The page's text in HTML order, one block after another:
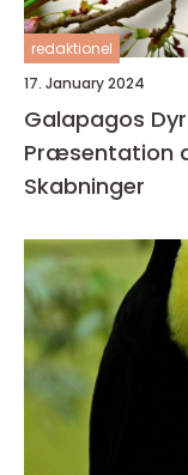
redaktionel
17. January 2024
Galapagos
Præsentation
Skabninger